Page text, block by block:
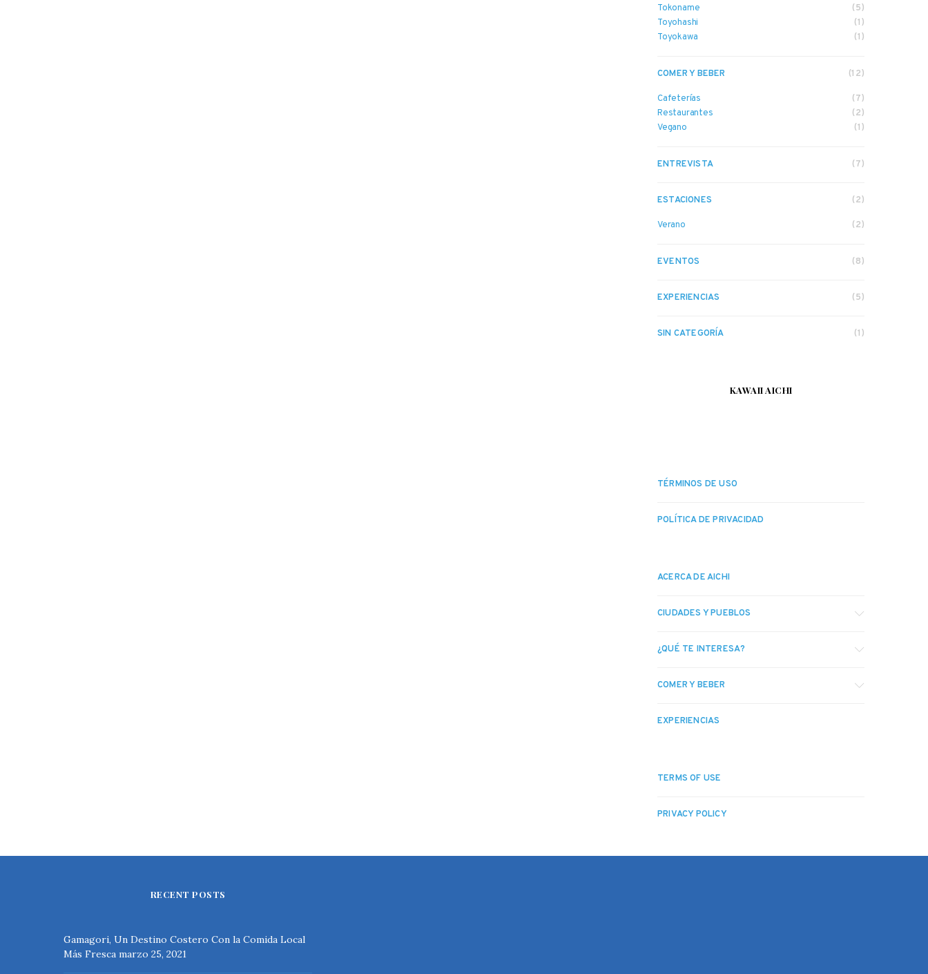
Tokoname
(5)
Toyohashi
(1)
Toyokawa
(1)
COMER Y BEBER (12)
Cafeterías
(7)
Restaurantes
(2)
Vegano
(1)
ENTREVISTA (7)
ESTACIONES (2)
Verano (2)
EVENTOS (8)
EXPERIENCIAS (5)
SIN CATEGORÍA (1)
KAWAII AICHI
TÉRMINOS DE USO
POLÍTICA DE PRIVACIDAD
ACERCA DE AICHI
CIUDADES Y PUEBLOS
¿QUÉ TE INTERESA?
COMER Y BEBER
EXPERIENCIAS
TERMS OF USE
PRIVACY POLICY
RECENT POSTS
Gamagori, Un Destino Costero Con la Comida Local
Más Fresca marzo 25, 2021